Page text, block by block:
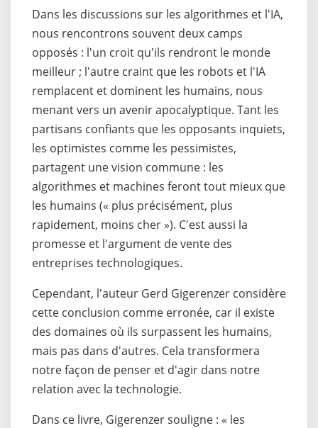
Dans les discussions sur les algorithmes et l'IA,
nous rencontrons souvent deux camps
opposés : l'un croit qu'ils rendront le monde
meilleur ; l'autre craint que les robots et l'IA
remplacent et dominent les humains, nous
menant vers un avenir apocalyptique. Tant les
partisans confiants que les opposants inquiets,
les optimistes comme les pessimistes,
partagent une vision commune : les
algorithmes et machines feront tout mieux que
les humains (« plus précisément, plus
rapidement, moins cher »). C'est aussi la
promesse et l'argument de vente des
entreprises technologiques.
Cependant, l'auteur Gerd Gigerenzer considère
cette conclusion comme erronée, car il existe
des domaines où ils surpassent les humains,
mais pas dans d'autres. Cela transformera
notre façon de penser et d'agir dans notre
relation avec la technologie.
Dans ce livre, Gigerenzer souligne : « les